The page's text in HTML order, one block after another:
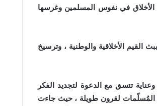
الأخلاق في نفوس المسلمين وغرسها
القيم الأخلاقية والوطنية ، وترسيخ
تتسق مع الدعوة لتجديد الفكر
لقرون طويلة ، حيث جاءت